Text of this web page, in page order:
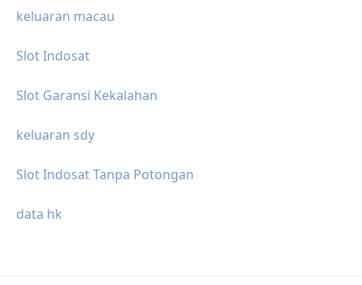
keluaran macau
Slot Indosat
Slot Garansi Kekalahan
keluaran sdy
Slot Indosat Tanpa Potongan
data hk